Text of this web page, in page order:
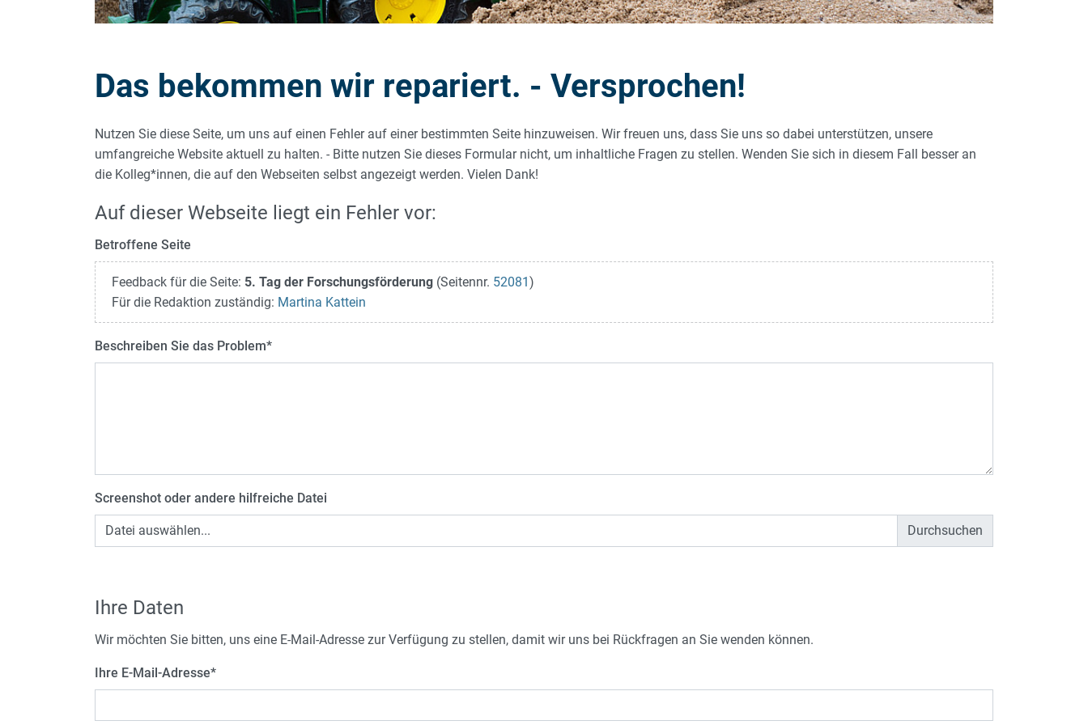
Das bekommen wir repariert. - Versprochen!
Nutzen Sie diese Seite, um uns auf einen Fehler auf einer bestimmten Seite hinzuweisen. Wir freuen uns, dass Sie uns so dabei unterstützen, unsere
umfangreiche Website aktuell zu halten. - Bitte nutzen Sie dieses Formular nicht, um inhaltliche Fragen zu stellen. Wenden Sie sich in diesem Fall besser an
die Kolleg*innen, die auf den Webseiten selbst angezeigt werden. Vielen Dank!
Auf dieser Webseite liegt ein Fehler vor:
Betroffene Seite
Feedback für die Seite: 5. Tag der Forschungsförderung (Seitennr. 52081)
Für die Redaktion zuständig: Martina Kattein
Beschreiben Sie das Problem*
Screenshot oder andere hilfreiche Datei
Datei auswählen...
Ihre Daten
Wir möchten Sie bitten, uns eine E-Mail-Adresse zur Verfügung zu stellen, damit wir uns bei Rückfragen an Sie wenden können.
Ihre E-Mail-Adresse*